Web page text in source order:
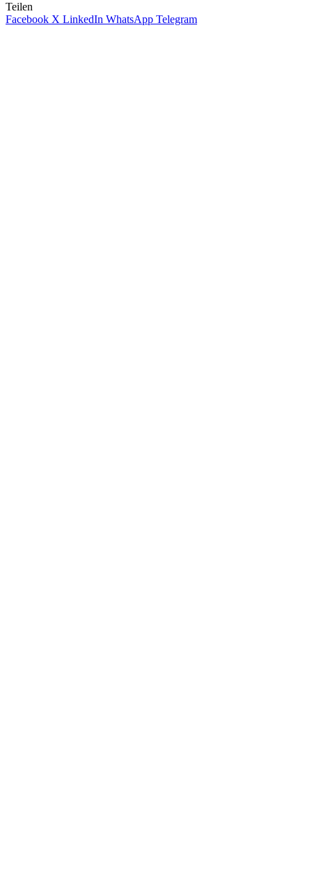
Teilen
Facebook X LinkedIn WhatsApp Telegram